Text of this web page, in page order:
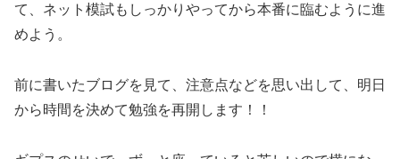
て、ネット模試もしっかりやってから本番に臨むように進
めよう。
前に書いたブログを見て、注意点などを思い出して、明日
から時間を決めて勉強を再開します！！